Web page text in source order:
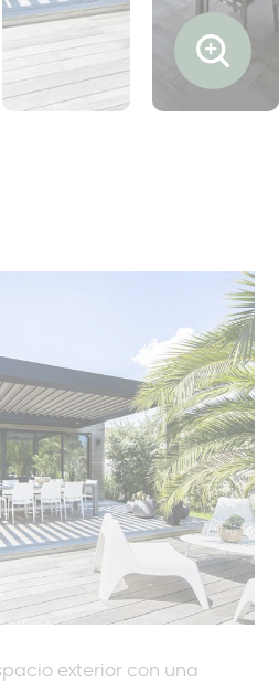
Ouvrir
exterior con una